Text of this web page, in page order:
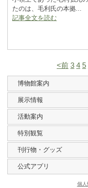
たのは、毛利氏の本拠...
記事全文を読む
<前 3 4 5
博物館案内
展示情報
活動案内
特別観覧
刊行物・グッズ
公式アプリ
個人